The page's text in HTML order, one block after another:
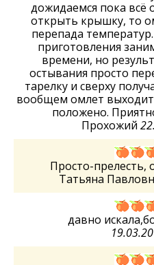
дожидаемся пока всё
открыть крышку, то
перепада
приготовления
времени, но
остывания просто
тарелку и сверху
вообщем омлет
положено.
Прохожий
Просто-прелесть,
Татьяна
давно